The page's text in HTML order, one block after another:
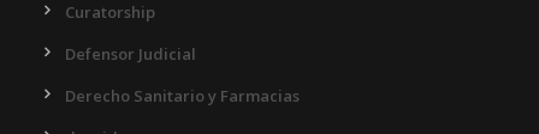
Curatorship
Defensor Judicial
Derecho Sanitario y Farmacias